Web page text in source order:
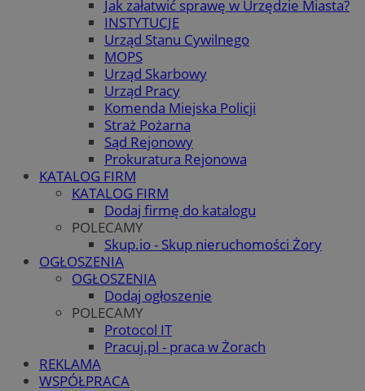
Jak załatwić sprawę w Urzędzie Miasta?
INSTYTUCJE
Urząd Stanu Cywilnego
MOPS
Urząd Skarbowy
Urząd Pracy
Komenda Miejska Policji
Straż Pożarna
Sąd Rejonowy
Prokuratura Rejonowa
KATALOG FIRM
KATALOG FIRM
Dodaj firmę do katalogu
POLECAMY
Skup.io - Skup nieruchomości Żory
OGŁOSZENIA
OGŁOSZENIA
Dodaj ogłoszenie
POLECAMY
Protocol IT
Pracuj.pl - praca w Żorach
REKLAMA
WSPÓŁPRACA